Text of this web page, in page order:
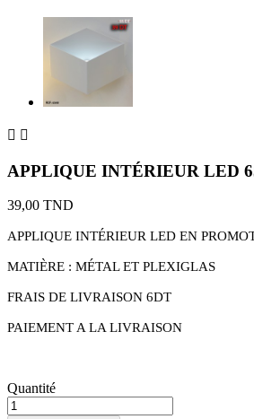
 
APPLIQUE INTÉRIEUR LED
39,00 TND
APPLIQUE INTÉRIEUR LED EN
MATIÈRE : MÉTAL ET PLEXIGLAS
FRAIS DE LIVRAISON 6DT
PAIEMENT A LA LIVRAISON
Quantité